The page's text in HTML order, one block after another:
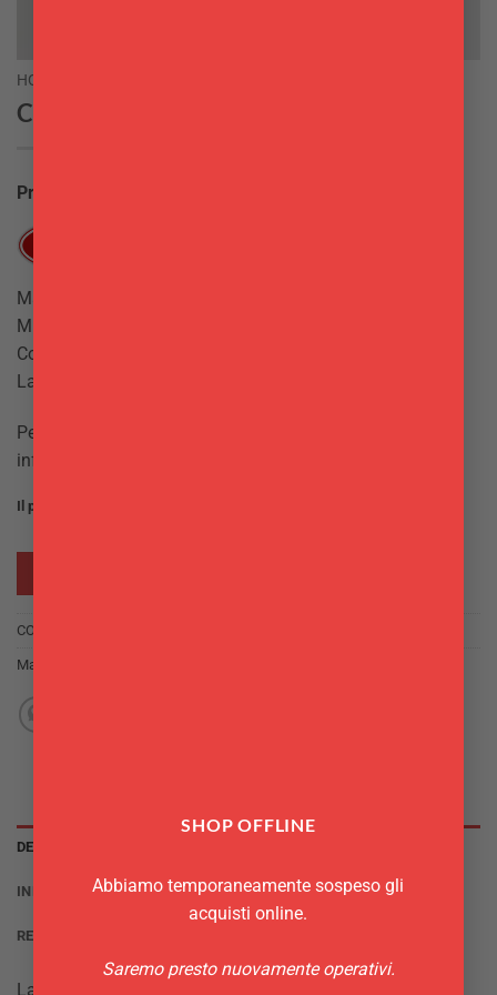
SHOP OFFLINE
Abbiamo temporaneamente sospeso gli
acquisti online.
Saremo presto nuovamente operativi.
HOME
Ciotola Melamina Quarzo cm 13
Produttore:
Materiale: melamina
Misure: cm. 11.2×5.5 cm
Colore: Bianco-Nero
Lavabile in lavastoviglie
Per ordinare maggiori quantità del prodotto contattaci su
info@delgattoforniture.it.
Il prodotto non è attualmente in magazzino e non è disponibile.
COD:
Marchio:
DESCRIZIONE
INFORMAZIONI AGGIUNTIVE
RECENSIONI (0)
La coppetta in melamina linea Platinum è leggera e